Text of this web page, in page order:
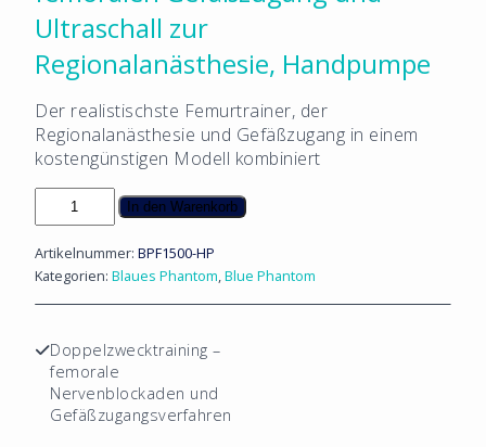
Ultraschall zur
Regionalanästhesie, Handpumpe
Der realistischste Femurtrainer, der
Regionalanästhesie und Gefäßzugang in einem
kostengünstigen Modell kombiniert
II
Trainingsmodell
für
und
Ultraschall
zur
Regionalanästhesie,
In den Warenkorb
Artikelnummer: BPF1500-HP
Kategorien: Blaues Phantom,Blue Phantom
Doppelzwecktraining –
femorale
Nervenblockaden und
Gefäßzugangsverfahren